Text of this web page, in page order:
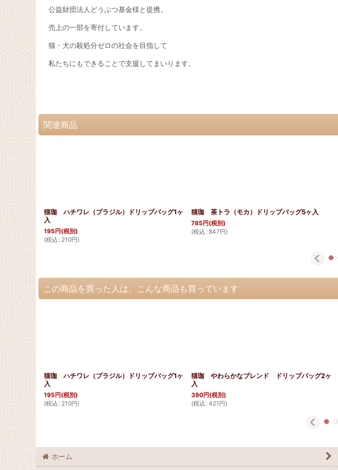
公益財団法人どうぶつ基金様と提携。
売上の一部を寄付しています。
猫・犬の殺処分ゼロの社会を目指して
私たちにもできることで支援してまいります。
関連商品
猫珈 ハチワレ（ブラジル）ドリップバッグ1ヶ
入
195円(税別)
(税込 : 210円)
猫珈 茶トラ（モカ）ドリップバッグ5ヶ入
785円(税別)
(税込 : 847円)
この商品を買った人は、こんな商品も買っています
猫珈 ハチワレ（ブラジル）ドリップバッグ1ヶ
入
195円(税別)
(税込 : 210円)
猫珈 やわらかなブレンド ドリップバッグ2ヶ
入
390円(税別)
(税込 : 421 円)
ホーム